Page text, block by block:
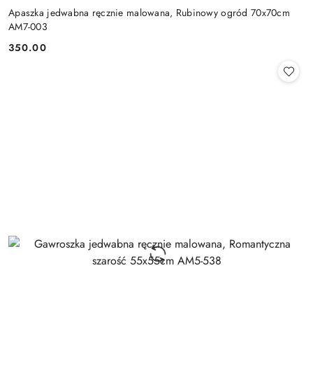
Apaszka jedwabna ręcznie malowana, Rubinowy ogród 70x70cm
AM7-003
Cena:
350.00